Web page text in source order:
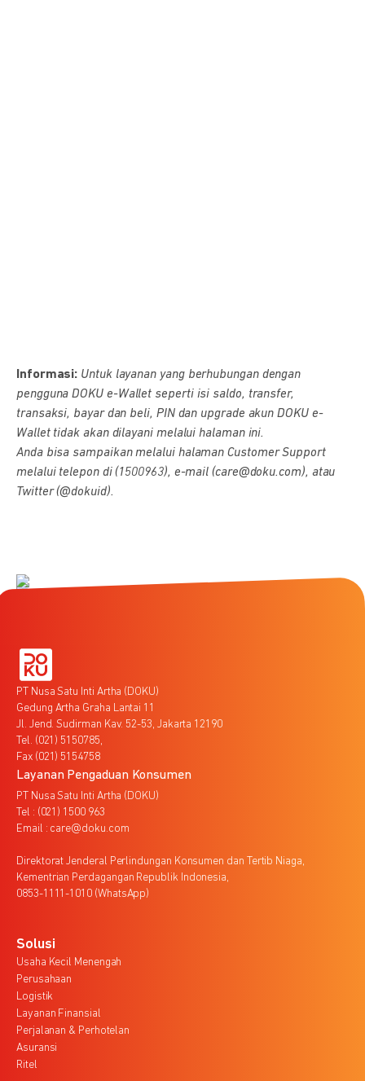
Informasi: Untuk layanan yang berhubungan dengan
pengguna DOKU e-Wallet seperti isi saldo, transfer,
transaksi, bayar dan beli, PIN dan upgrade akun DOKU e-
Wallet tidak akan dilayani melalui halaman ini.
Anda bisa sampaikan melalui halaman Customer Support
melalui telepon di (1500963), e-mail (care@doku.com), atau
Twitter (@dokuid).
PT Nusa Satu Inti Artha (DOKU)
Gedung Artha Graha Lantai 11
Jl. Jend. Sudirman Kav. 52-53, Jakarta 12190
Tel. (021) 5150785,
Fax (021) 5154758
Layanan Pengaduan Konsumen
PT Nusa Satu Inti Artha (DOKU)
Tel : (021) 1500 963
Email : care@doku.com
Direktorat Jenderal Perlindungan Konsumen dan Tertib Niaga,
Kementrian Perdagangan Republik Indonesia,
0853-1111-1010 (WhatsApp)
Solusi
Usaha Kecil Menengah
Perusahaan
Logistik
Layanan Finansial
Perjalanan & Perhotelan
Asuransi
Ritel